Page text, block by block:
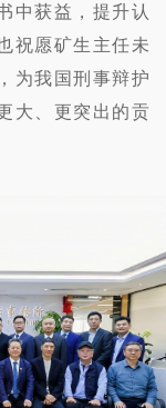
中获益，提升认
祝愿矿生主任未
为我国刑事辩护
大、更突出的贡